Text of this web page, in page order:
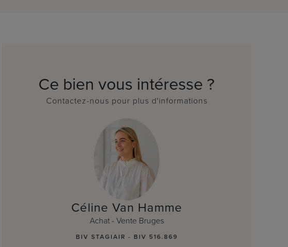
Ce bien vous intéresse ?
Contactez-nous pour plus d'informations
Céline Van Hamme
Achat - Vente Bruges
BIV STAGIAIR - BIV 516.869